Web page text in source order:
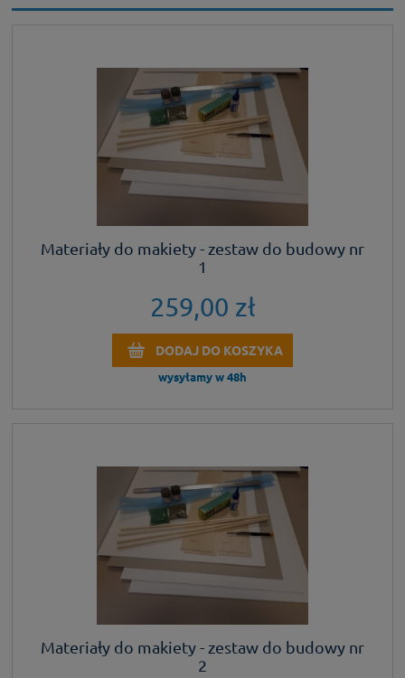
Materiały do makiety - zestaw do budowy nr
1
259,00 zł
DODAJ DO KOSZYKA
wysyłamy w 48h
Materiały do makiety - zestaw do budowy nr
2